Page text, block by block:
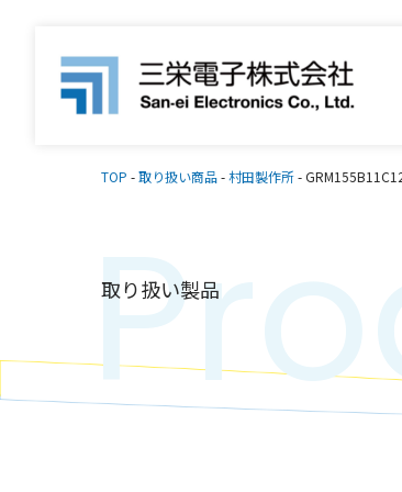
TOP -取り扱い商品-村田製作所-
取り扱い製品